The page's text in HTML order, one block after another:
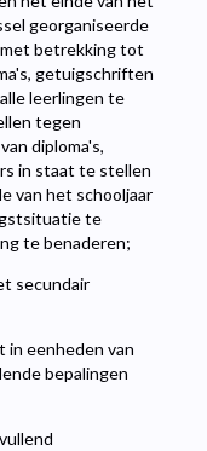
georganiseerde
met betrekking tot
getuigschriften
leerlingen te
tegen
diploma's,
in staat te stellen
van het schooljaar
te
te benaderen;
secundair
eenheden van
bepalingen